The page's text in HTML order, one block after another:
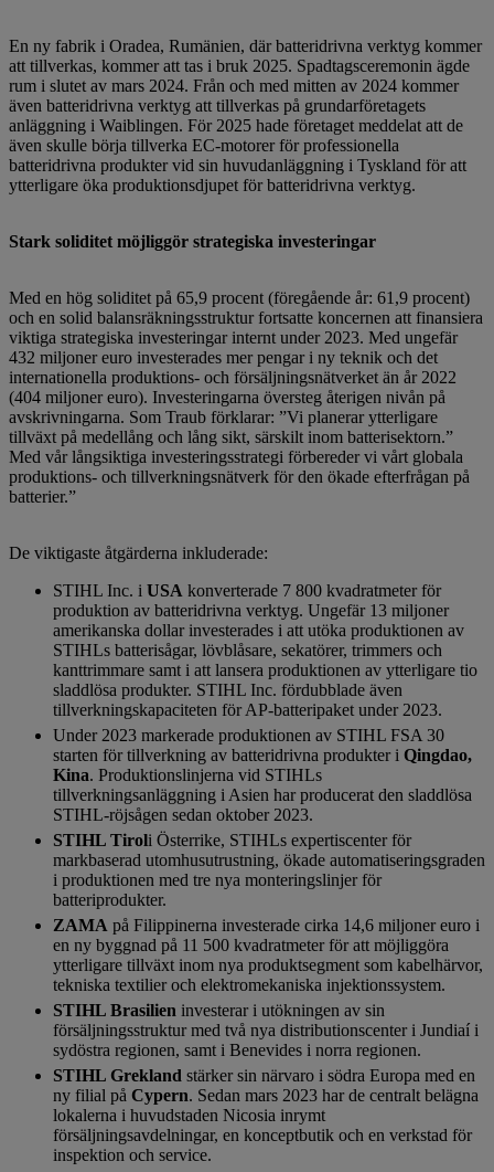
En ny fabrik i Oradea, Rumänien, där batteridrivna verktyg kommer
att tillverkas, kommer att tas i bruk 2025. Spadtagsceremonin ägde
rum i slutet av mars 2024. Från och med mitten av 2024 kommer
även batteridrivna verktyg att tillverkas på grundarföretagets
anläggning i Waiblingen. För 2025 hade företaget meddelat att de
även skulle börja tillverka EC-motorer för professionella
batteridrivna produkter vid sin huvudanläggning i Tyskland för att
ytterligare öka produktionsdjupet för batteridrivna verktyg.
Stark soliditet möjliggör strategiska investeringar
Med en hög soliditet på 65,9 procent (föregående år: 61,9 procent)
och en solid balansräkningsstruktur fortsatte koncernen att finansiera
viktiga strategiska investeringar internt under 2023. Med ungefär
432 miljoner euro investerades mer pengar i ny teknik och det
internationella produktions- och försäljningsnätverket än år 2022
(404 miljoner euro). Investeringarna översteg återigen nivån på
avskrivningarna. Som Traub förklarar: ”Vi planerar ytterligare
tillväxt på medellång och lång sikt, särskilt inom batterisektorn.”
Med vår långsiktiga investeringsstrategi förbereder vi vårt globala
produktions- och tillverkningsnätverk för den ökade efterfrågan på
batterier.”
De viktigaste åtgärderna inkluderade:
STIHL Inc. i USA konverterade 7 800 kvadratmeter för
produktion av batteridrivna verktyg. Ungefär 13 miljoner
amerikanska dollar investerades i att utöka produktionen av
STIHLs batterisågar, lövblåsare, sekatörer, trimmers och
kanttrimmare samt i att lansera produktionen av ytterligare tio
sladdlösa produkter. STIHL Inc. fördubblade även
tillverkningskapaciteten för AP-batteripaket under 2023.
Under 2023 markerade produktionen av STIHL FSA 30
starten för tillverkning av batteridrivna produkter i Qingdao,
Kina. Produktionslinjerna vid STIHLs
tillverkningsanläggning i Asien har producerat den sladdlösa
STIHL-röjsågen sedan oktober 2023.
STIHL Tiroli Österrike, STIHLs expertiscenter för
markbaserad utomhusutrustning, ökade automatiseringsgraden
i produktionen med tre nya monteringslinjer för
batteriprodukter.
ZAMA på Filippinerna investerade cirka 14,6 miljoner euro i
en ny byggnad på 11 500 kvadratmeter för att möjliggöra
ytterligare tillväxt inom nya produktsegment som kabelhärvor,
tekniska textilier och elektromekaniska injektionssystem.
STIHL Brasilien investerar i utökningen av sin
försäljningsstruktur med två nya distributionscenter i Jundiaí i
sydöstra regionen, samt i Benevides i norra regionen.
STIHL Grekland stärker sin närvaro i södra Europa med en
ny filial på Cypern. Sedan mars 2023 har de centralt belägna
lokalerna i huvudstaden Nicosia inrymt
försäljningsavdelningar, en konceptbutik och en verkstad för
inspektion och service.